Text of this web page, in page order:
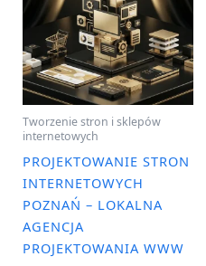
Tworzenie stron i sklepów
internetowych
PROJEKTOWANIE STRON
INTERNETOWYCH
POZNAŃ – LOKALNA
AGENCJA
PROJEKTOWANIA WWW